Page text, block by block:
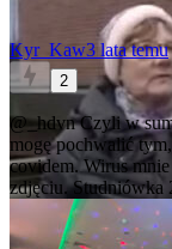
Kyr_Kaw3 lata temu
2
@_hdvnCzyli w
mogę pochwalić
covidem. Wirus
zdjęciu. Studniówka